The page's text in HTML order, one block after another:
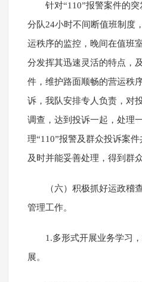
针对“110”报警案件的
分队24小时不间断值班制度
运秩序的监控，晚间在值班
分发挥其迅速灵活的特点，
件，维护路面顺畅的营运秩
诉，我队安排专人负责，对
调查，达到投诉一起，处理
理“110”报警及群众投诉案
及时并能妥善处理，得到群
（六）积极抓好运政稽
管理工作。
1.多形式开展业务学习
展。